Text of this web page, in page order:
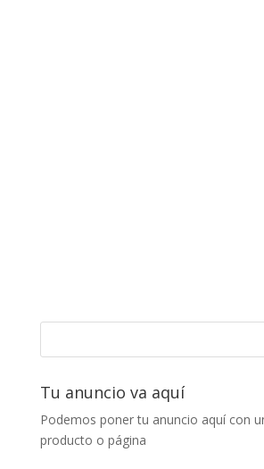
Tu anuncio va aquí
Podemos poner tu anuncio aquí con
producto o página